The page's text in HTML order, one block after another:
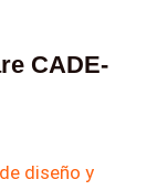
CADE-
diseño y